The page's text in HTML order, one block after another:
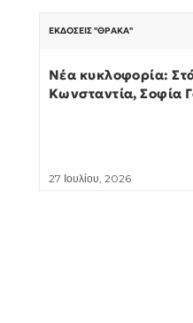
ΕΚΔΌΣΕΙΣ "ΘΡΆΚΑ"
Νέα κυκλοφορία:
Κωνσταντία, Σοφία
27 Ιουλίου, 2026